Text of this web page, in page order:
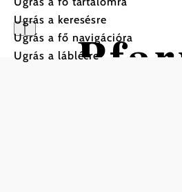
Ugrás a keresésre
Ugrás a fő navigációra
Ugrás a láblécre